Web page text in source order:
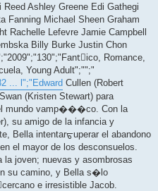
Ashley Greene Edi Gathegi
Fanning Michael Sheen Graham
Rachelle Lefevre Jamie Campbell
Billy Burke Justin Chon
Romance,
Young Adult";"";"
... l";"Edward Cullen (Robert
(Kristen Stewart) para
mundo vamp���co. Con la
su amigo de la infancia y
Bella intentarᠳuperar el abandono
el mayor de los desconsuelos.
la joven; nuevas y asombrosas
su camino, y Bella s�lo
e irresistible Jacob.